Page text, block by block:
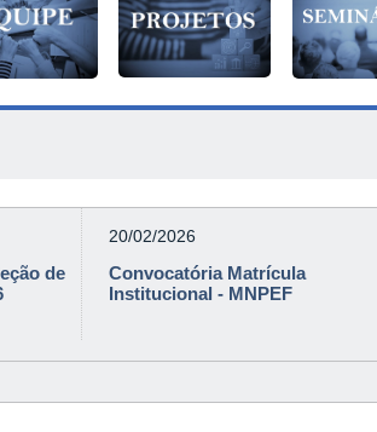
de
20/02/2026
Convocatória Matrícula
Institucional - MNPEF